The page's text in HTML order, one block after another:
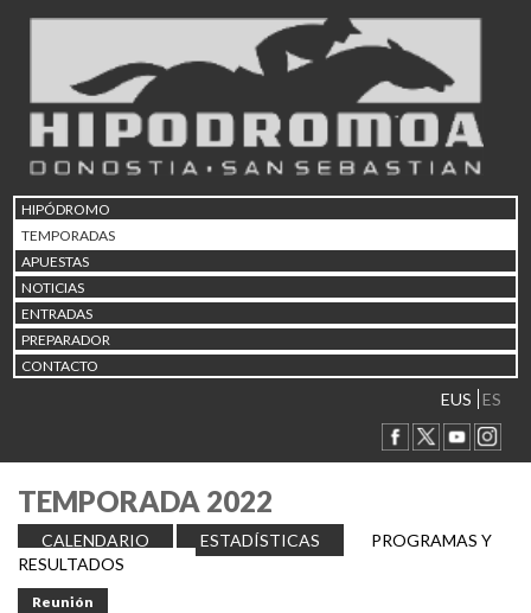
HIPÓDROMO
TEMPORADAS
APUESTAS
NOTICIAS
ENTRADAS
PREPARADOR
CONTACTO
EUS ES
TEMPORADA 2022
CALENDARIO ESTADÍSTICAS
PROGRAMAS Y
RESULTADOS
Reunión